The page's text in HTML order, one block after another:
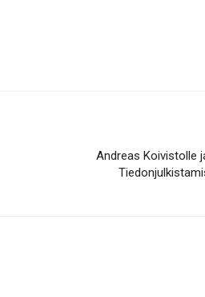
Andreas Koivistolle